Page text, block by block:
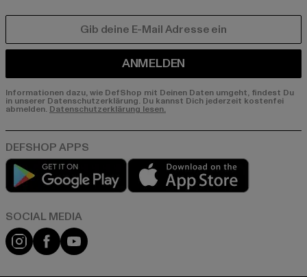
ANMELDEN
Informationen dazu, wie DefShop mit Deinen Daten umgeht, findest Du
in unserer Datenschutzerklärung. Du kannst Dich jederzeit kostenfei
abmelden. Datenschutzerklärung lesen.
Play market
Instagram
FacebookYouTube